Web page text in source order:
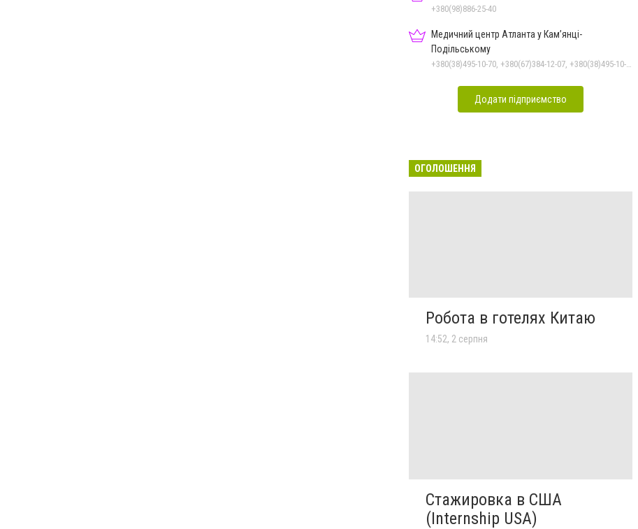
+380(98)886-25-40
Медичний центр Атланта у Кам’янці-
Подільському
+380(38)495-10-70, +380(67)384-12-07, +380(38)495-10-80
Додати підприємство
ОГОЛОШЕННЯ
Робота в готелях Китаю
14:52, 2 серпня
Стажировка в США
(Internship USA)